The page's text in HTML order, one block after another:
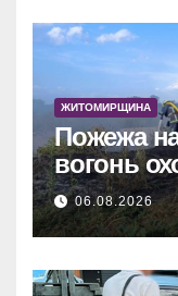
ЖИТОМИРЩИНА
Пожежа
вогонь
OnLine)
06.08.2026